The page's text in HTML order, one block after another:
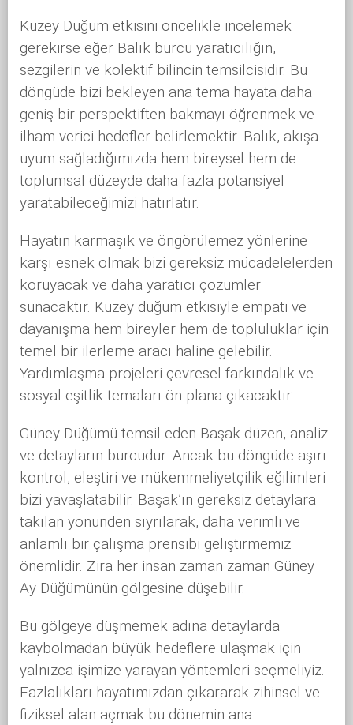
Kuzey Düğüm etkisini öncelikle incelemek
gerekirse eğer Balık burcu yaratıcılığın,
sezgilerin ve kolektif bilincin temsilcisidir. Bu
döngüde bizi bekleyen ana tema hayata daha
geniş bir perspektiften bakmayı öğrenmek ve
ilham verici hedefler belirlemektir. Balık, akışa
uyum sağladığımızda hem bireysel hem de
toplumsal düzeyde daha fazla potansiyel
yaratabileceğimizi hatırlatır.
Hayatın karmaşık ve öngörülemez yönlerine
karşı esnek olmak bizi gereksiz mücadelelerden
koruyacak ve daha yaratıcı çözümler
sunacaktır. Kuzey düğüm etkisiyle empati ve
dayanışma hem bireyler hem de topluluklar için
temel bir ilerleme aracı haline gelebilir.
Yardımlaşma projeleri çevresel farkındalık ve
sosyal eşitlik temaları ön plana çıkacaktır.
Güney Düğümü temsil eden Başak düzen, analiz
ve detayların burcudur. Ancak bu döngüde aşırı
kontrol, eleştiri ve mükemmeliyetçilik eğilimleri
bizi yavaşlatabilir. Başak’ın gereksiz detaylara
takılan yönünden sıyrılarak, daha verimli ve
anlamlı bir çalışma prensibi geliştirmemiz
önemlidir. Zira her insan zaman zaman Güney
Ay Düğümünün gölgesine düşebilir.
Bu gölgeye düşmemek adına detaylarda
kaybolmadan büyük hedeflere ulaşmak için
yalnızca işimize yarayan yöntemleri seçmeliyiz.
Fazlalıkları hayatımızdan çıkararak zihinsel ve
fiziksel alan açmak bu dönemin ana